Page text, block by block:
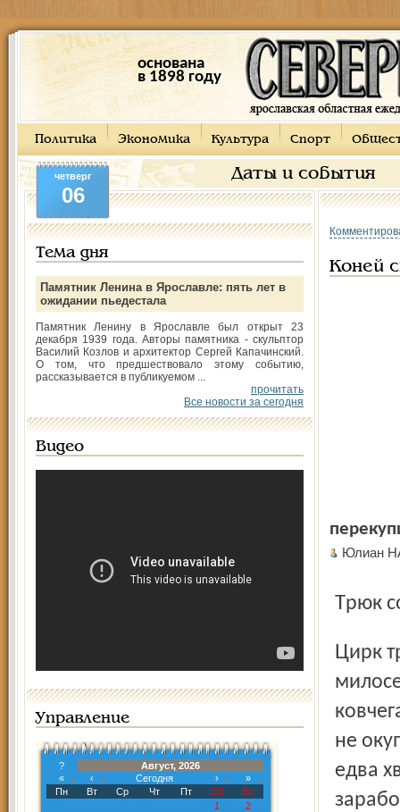
основана
в 1898 году
Политика Экономика Культура Спорт
Даты и события
четверг
06
Тема дня
Памятник Ленина в Ярославле: пять лет в
ожидании пьедестала
Памятник Ленину в Ярославле был открыт 23
декабря 1939 года. Авторы памятника - скульптор
Василий Козлов и архитектор Сергей Капачинский.
О том, что предшествовало этому событию,
рассказывается в публикуемом ...
прочитать
Все новости за сегодня
Видео
Управление
?
Август, 2026
«
‹ Сегодня ›
»
Пн
Вт Ср Чт Пт Сб
Вс
1
2
Коней
Юлиан
Трюк
Цирк труднее всех вживается в рынок, не знающий
не
едва